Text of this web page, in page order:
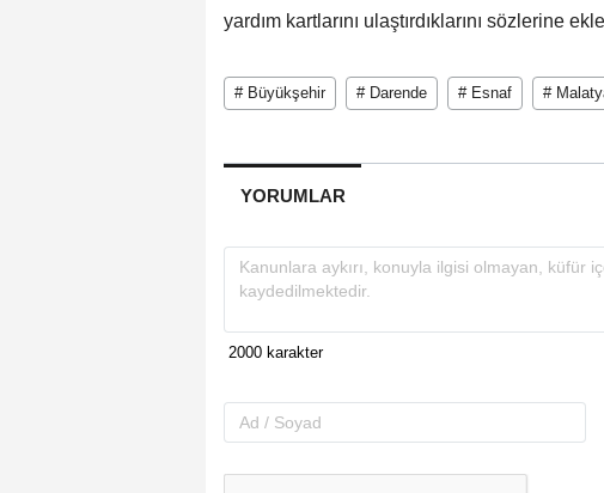
yardım kartlarını ulaştırdıklarını sözlerine
# Büyükşehir # Darende # Esnaf #
YORUMLAR